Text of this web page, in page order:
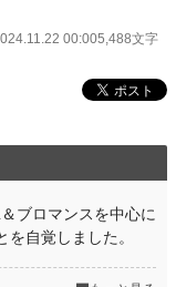
00:005,488文字
ブロマンスを中心に
自覚しました。